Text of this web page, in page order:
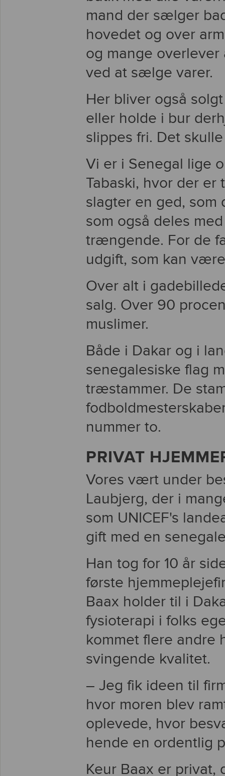
mand der sælger
hovedet og over
og mange
ved at sælge varer.
Her bliver også
eller holde i bur
slippes fri. Det
Vi er i Senegal lige
Tabaski, hvor der er
slagter en ged, som
som også deles
trængende. For de
udgift, som kan
Over alt i
salg. Over 90
muslimer.
Både i Dakar og i
senegalesiske flag
træstammer. De
nummer to.
PRIVAT
Vores vært under
Laubjerg, der i
som UNICEF's
gift med en
Han tog for 10 år
første
Baax holder til i
fysioterapi i folks
kommet flere andre
svingende kvalitet.
– Jeg fik ideen til
hvor moren blev
oplevede, hvor
hende en ordentlig
Keur Baax er